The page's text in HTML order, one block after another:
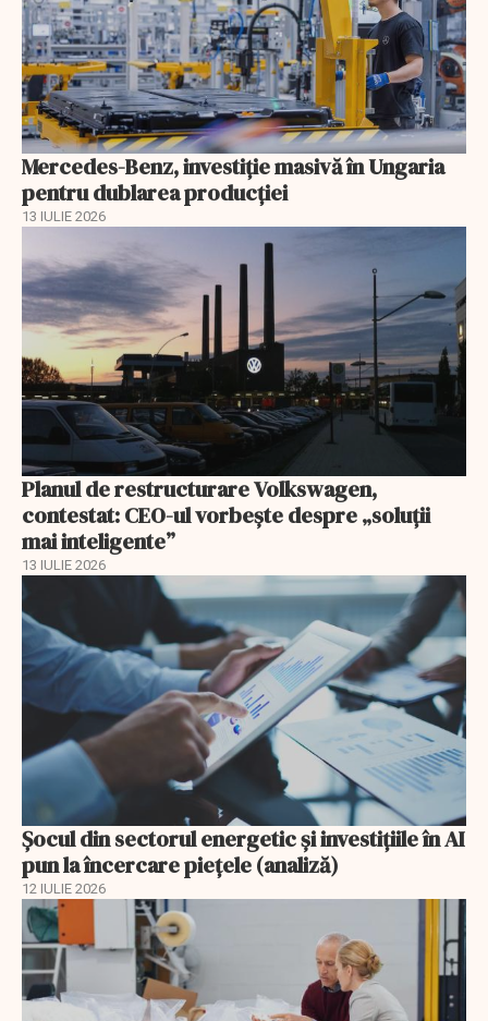
Mercedes-Benz, investiție masivă în Ungaria
pentru dublarea producției
13 IULIE 2026
Planul de restructurare Volkswagen,
contestat: CEO-ul vorbește despre „soluții
mai inteligente”
13 IULIE 2026
Șocul din sectorul energetic și investițiile în AI
pun la încercare piețele (analiză)
12 IULIE 2026
EXCLUSIV